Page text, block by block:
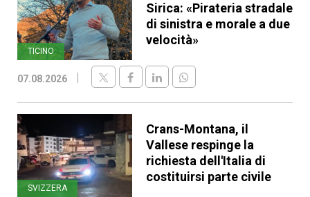
TICINO
Sirica: «Pirateria stradale
di sinistra e morale a due
velocità»
07.08.2026
SVIZZERA
Crans-Montana, il
Vallese respinge la
richiesta dell'Italia di
costituirsi parte civile